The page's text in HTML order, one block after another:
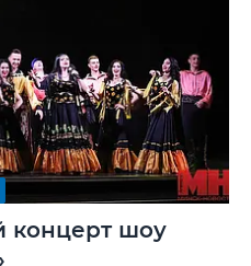
концерт шоу